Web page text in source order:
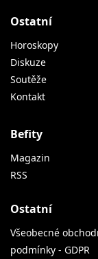
Ostatní
Horoskopy
Diskuze
Soutěže
Kontakt
Befity
Magazin
RSS
Ostatní
Všeobecné
podmínky - GDPR